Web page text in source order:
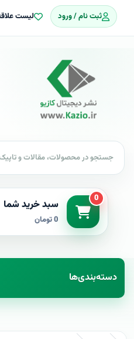
ثبت نام / ورود لیست
0 سبد خرید شما
0 تومان
دسته‌بندی‌ها